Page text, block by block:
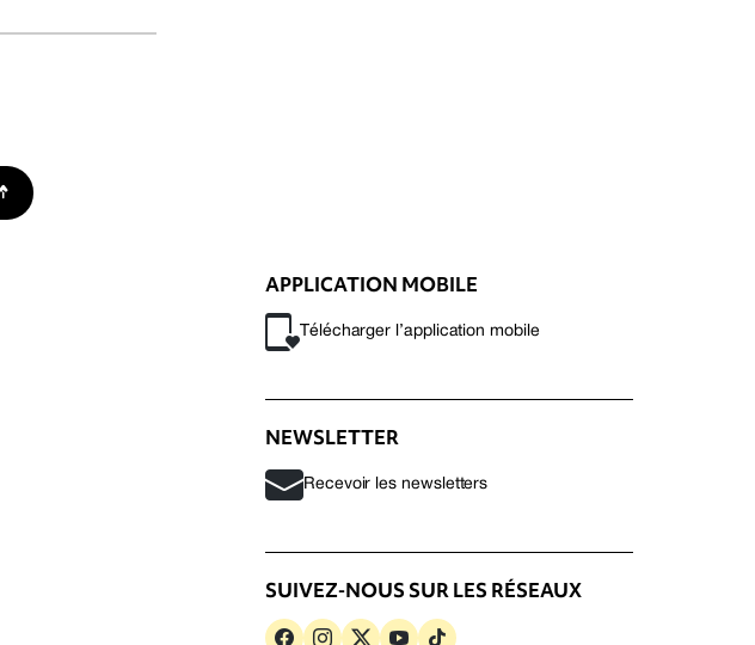
APPLICATION MOBILE
Télécharger l’application mobile
NEWSLETTER
Recevoir les newsletters
SUIVEZ-NOUS SUR LES RÉSEAUX